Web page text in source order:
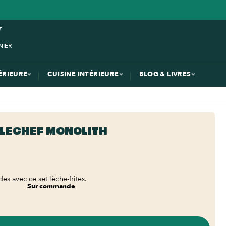
CUISINE INTÉRIEURE BLOG & LIVRES
MONOLITH
avec ce set lèche-frites.
Sur commande